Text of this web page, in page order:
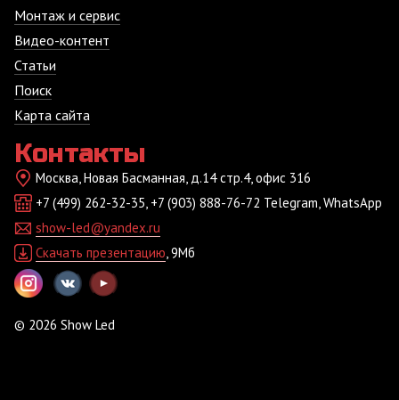
Монтаж и сервис
Видео-контент
Статьи
Поиск
Карта сайта
Контакты
Москва, Новая Басманная, д.14 стр.4, офис 316
+7 (499) 262-32-35, +7 (903) 888-76-72 Telegram, WhatsApp
show-led@yandex.ru
Скачать презентацию, 9Мб
© 2026 Show Led